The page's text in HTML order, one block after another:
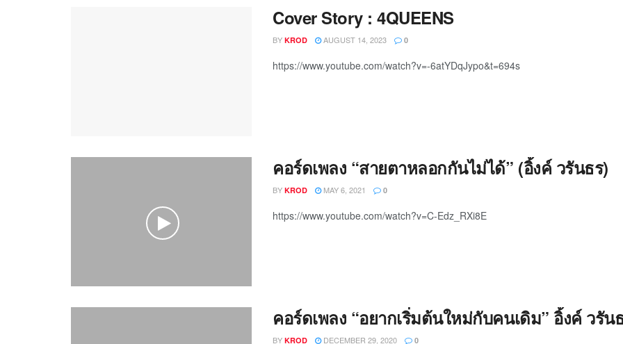
Cover Story : 4QUEENS
BY KROD AUGUST 14, 2023 0
https://www.youtube.com/watch?v=-6atYDqJypo&t=694s
คอร์ดเพลง “สายตาหลอกกันไม่ได้” (อิ้งค์ วรันธร)
BY KROD MAY 6, 2021 0
https://www.youtube.com/watch?v=C-Edz_RXi8E
คอร์ดเพลง “อยากเริ่มต้นใหม่กับคนเดิม” อิ้งค์ วรัน
BY KROD DECEMBER 29, 2020 0